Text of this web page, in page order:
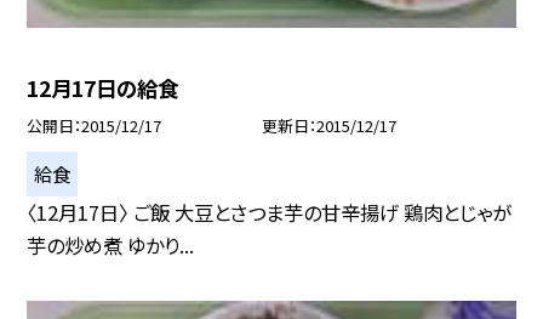
12月17日の給食
公開日 2015/12/17 更新日 2015/12/17
給食
〈12月17日〉 ご飯 大豆とさつま芋の甘辛揚げ 鶏肉とじゃが
芋の炒め煮 ゆかり...